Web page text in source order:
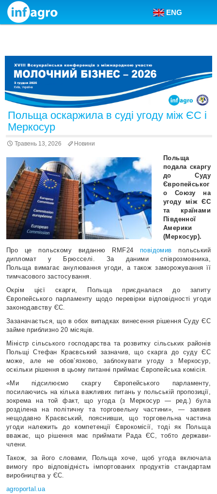
Skip to content
ENG
Польща оскаржила в суді угоду між ЄС і
Меркосур
Травень 13, 2026 Новини
Польща
подала скаргу
до Суду
Європейськог
о Союзу на
угоду між ЄС
та країнами
Південної
Америки
(Меркосур).
Про це польскому виданню RMF24повідомив польський
дипломат у Брюсселі. За даними співрозмовника,
Польща вимагає анулювання угоди, а також заморожування її
тимчасового застосування.
Окрім цієї скарги, Польща приєдналася до запиту
Європейського парламенту щодо перевірки відповідності угоди
законодавству ЄС.
Зазаначається, що в обох випадках винесення рішення Суду ЄС
займе приблизно 20 місяців.
Міністр сільського господарства та розвитку сільських районів
Польщі Стефан Краєвський зазначив, що скарга до суду ЄС
може, але не обов’язково, заблокувати угоду з Меркосур,
оскільки рішення в цьому питанні приймає Європейська комісія.
«Ми підсилюємо скаргу Європейського парламенту,
посилаючись на кілька важливих питань у польській пропозиції,
зокрема на той факт, що угода (з Меркосур — ред.) була
розділена на політичну та торговельну частини», — заявив
нещодавно Краєвський, пояснивши, що торговельна частина
угоди належить до компетенції Єврокомісії, тоді як Польща
вважає, що рішення має приймати Рада ЄС, тобто держави-
члени.
Також, за його словами, Польща хоче, щоб угода включала
вимогу про відповідність імпортованих продуктів стандартам
виробництва у ЄС.
agroportal.ua